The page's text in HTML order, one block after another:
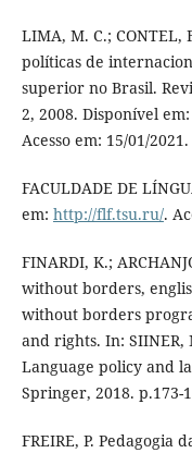
LIMA, M. C.; CONTEL,
políticas de
superior no Brasil.
2, 2008. Disponível
Acesso em: 15/01/2021.
FACULDADE DE
em: http://flf.tsu.ru/.
FINARDI, K.;
without borders,
without borders
and rights. In: SIINER,
Language policy and
Springer, 2018. p.173-
FREIRE, P. Pedagogia